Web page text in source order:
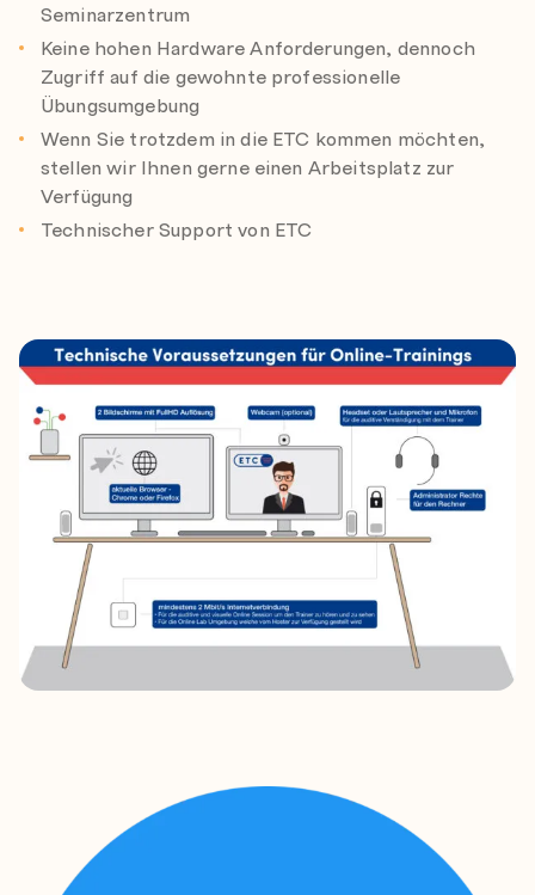
Seminarzentrum
Keine hohen Hardware Anforderungen, dennoch
Zugriff auf die gewohnte professionelle
Übungsumgebung
Wenn Sie trotzdem in die ETC kommen möchten,
stellen wir Ihnen gerne einen Arbeitsplatz zur
Verfügung
Technischer Support von ETC
Training Vorraussetzung